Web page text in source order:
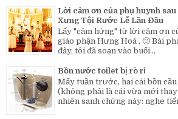
Lời cảm ơn của phụ huynh
Xưng Tội Rước Lễ Lần Đầu
Lấy "cảm hứng" từ lời cảm ơn
giáo phận Hưng Hoá , 🙂 Bài
đây, tôi đã soạn vào buổi...
Bồn nước toilet bị rò rỉ
Mấy tuần trước, hai cái bồn
(không phải là cái vừa mới
nhiên sanh chứng này: nghe